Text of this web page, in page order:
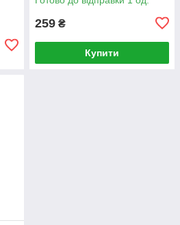
259 ₴
Купити